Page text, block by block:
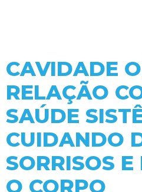
CAVIDADE
RELAÇÃO
SAÚDE
CUIDANDO
SORRISOS
O CORPO